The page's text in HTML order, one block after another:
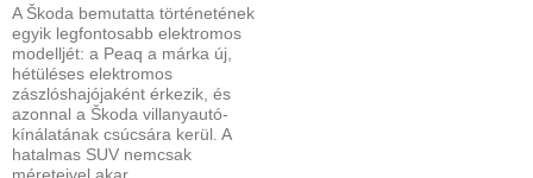
A Škoda bemutatta történetének
egyik legfontosabb elektromos
modelljét: a Peaq a márka új,
hétüléses elektromos
zászlóshajójaként érkezik, és
azonnal a Škoda villanyautó-
kínálatának csúcsára kerül. A
hatalmas SUV nemcsak